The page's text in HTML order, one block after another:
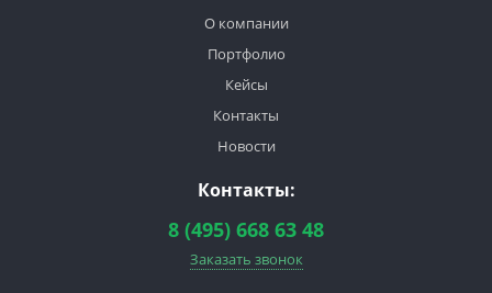
О компании
Портфолио
Кейсы
Контакты
Новости
Контакты:
8 (495) 668 63 48
Заказать звонок